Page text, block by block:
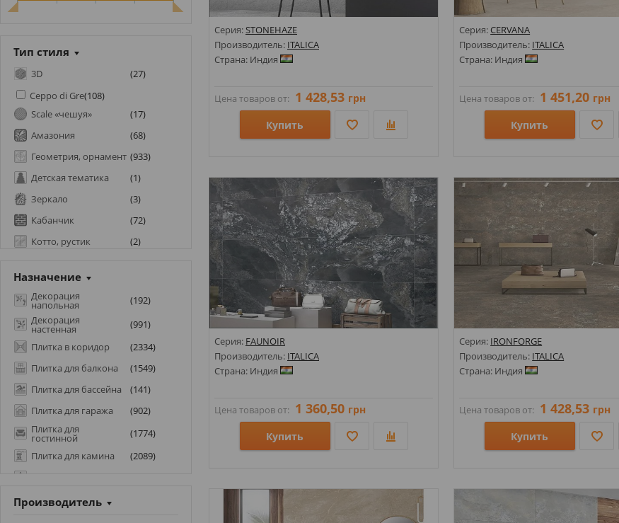
Тип стиля
3D (27)
Ceppo di Gre(108)
Scale «чешуя»
(17)
Амазония
(68)
Геометрия, орнамент (933)
Детская тематика
(1)
Зеркало
(3)
Кабанчик
(72)
Котто, рустик
(2)
Мозаика
Моноколор
( 629)
Морская тематика
(4)
Оникс
(233)
Патагония( 5)
Под бетон
(912)
Под гальку
(5)
Под дерево
(683)
Под камень
(2265)
Назначение
Декорация
напольная (192)
Декорация
настенная (991)
Плитка в коридор
(2334)
Плитка для балкона
(1549)
Плитка для бассейна
(141)
Плитка для гаража
(902)
Плитка для
гостинной (1774)
Плитка для камина
(2089)
Плитка для сада
Производитель
Серия:STONEHAZE
Производитель: ITALICA
Страна: Индия
Цена товаров от: 1 428,53 грн
Купить
Стили: Под камень;
Цвета:
Серия: CERVANA
Производитель: ITALICA
Страна: Индия
Цена товаров от: 1 451,20 грн
Купить
Стили: Под камень;
Цвета:
Серия: FAUNOIR
Производитель: ITALICA
Страна: Индия
Цена товаров от: 1 360,50 грн
Купить
Стили: Под камень;
Серия: IRONFORGE
Производитель: ITALICA
Страна: Индия
Цена товаров от: 1 428,53 грн
Купить
Стили: Под камень;